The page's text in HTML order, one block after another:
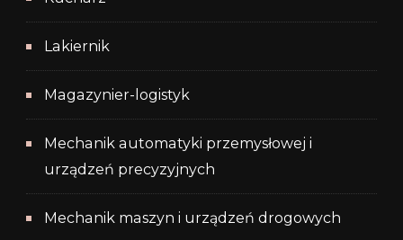
Lakiernik
Magazynier-logistyk
Mechanik automatyki przemysłowej i
urządzeń precyzyjnych
Mechanik maszyn i urządzeń drogowych